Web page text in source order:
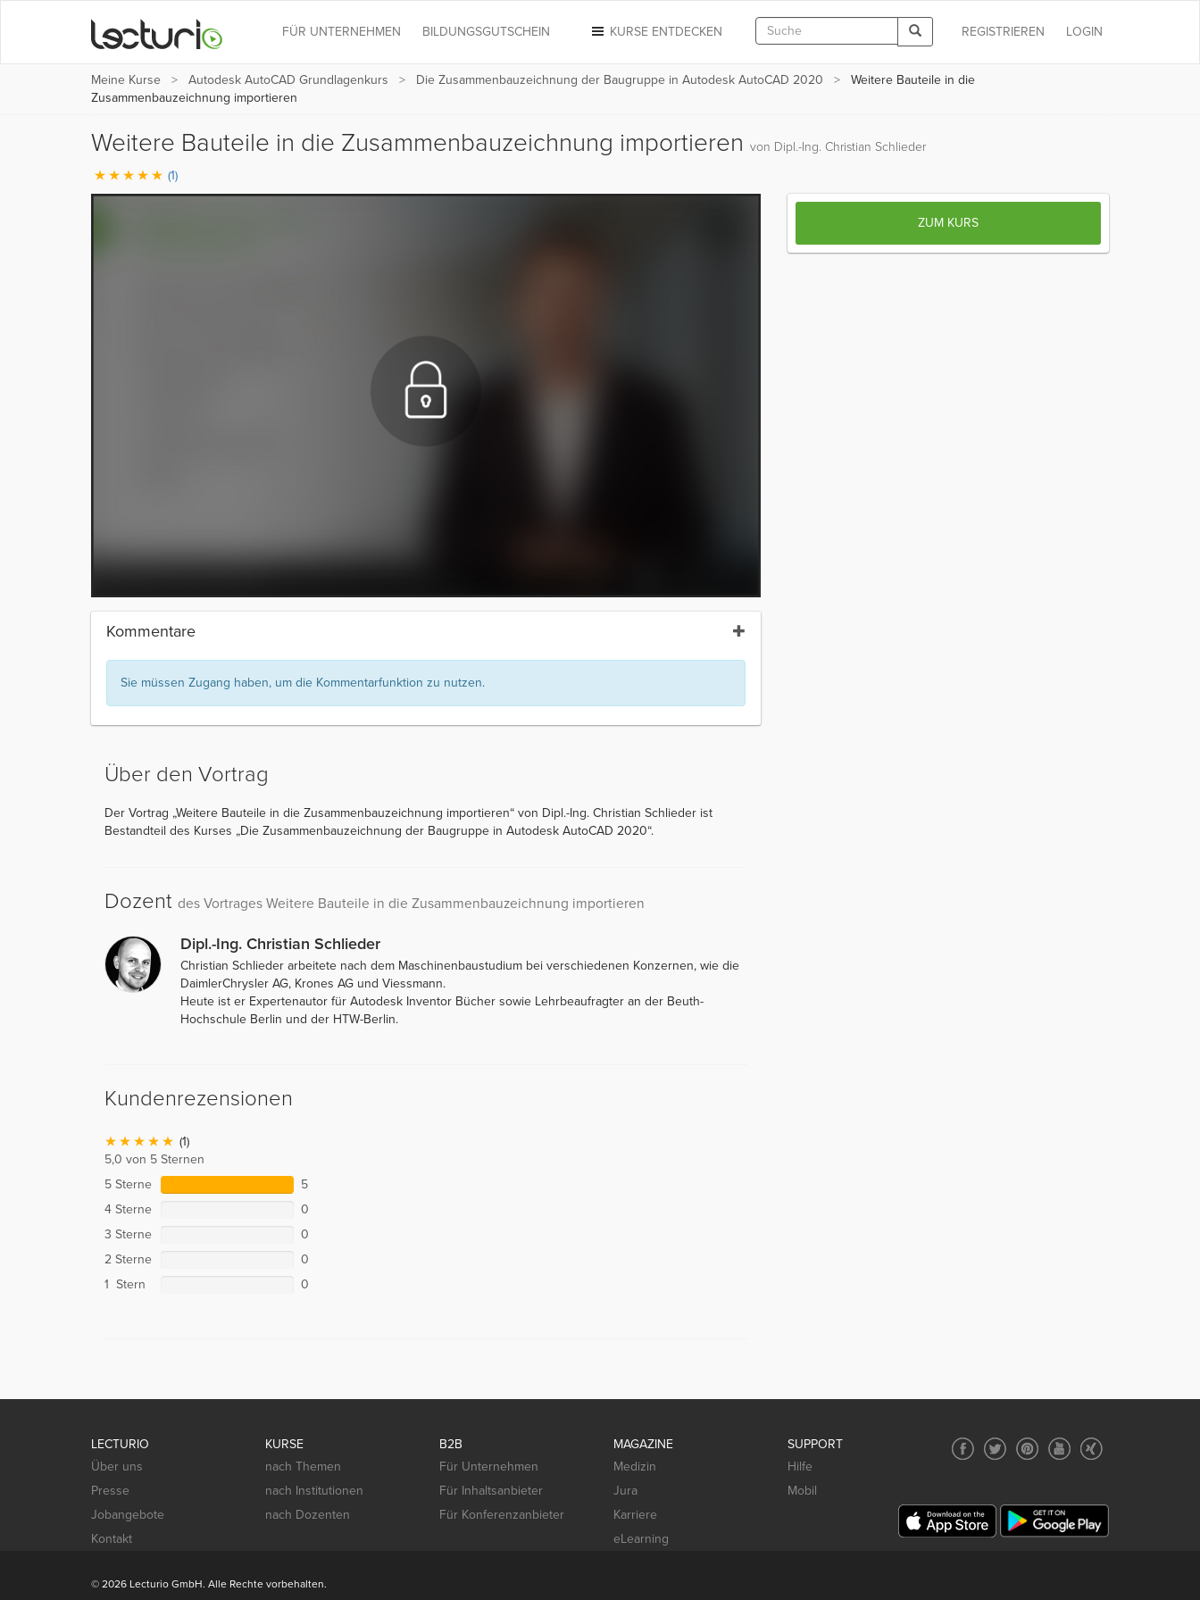
LOGIN
REGISTRIEREN
KURSE ENTDECKEN
FÜR UNTERNEHMEN BILDUNGSGUTSCHEIN
Meine Kurse Autodesk AutoCAD Grundlagenkurs Die Zusammenbauzeichnung der Baugruppe in Autodesk AutoCAD 2020
Weitere Bauteile in die
Zusammenbauzeichnung importieren
Weitere Bauteile in die Zusammenbauzeichnung importieren von Dipl.-Ing. Christian Schlieder
(1)
Kommentare
Sie müssen Zugang haben, um die Kommentarfunktion zu nutzen.
Über den Vortrag
Der Vortrag „Weitere Bauteile in die Zusammenbauzeichnung importieren“ von Dipl.-Ing. Christian Schlieder ist
Bestandteil des Kurses „Die Zusammenbauzeichnung der Baugruppe in Autodesk AutoCAD 2020“.
Dozent des Vortrages Weitere Bauteile in die Zusammenbauzeichnung importieren
Dipl.-Ing. Christian Schlieder
Christian Schlieder arbeitete nach dem Maschinenbaustudium bei verschiedenen Konzernen, wie die
DaimlerChrysler AG, Krones AG und Viessmann.
Heute ist er Expertenautor für Autodesk Inventor Bücher sowie Lehrbeaufragter an der Beuth-
Hochschule Berlin und der HTW-Berlin.
Kundenrezensionen
(1)
5,0 von 5 Sternen
5 Sterne
5
4 Sterne
0
3 Sterne
0
2 Sterne
0
1 Stern
0
ZUM KURS
LECTURIO
Über uns
Presse
Jobangebote
Kontakt
KURSE
nach Themen
nach Institutionen
nach Dozenten
B2B
Für Unternehmen
Für Inhaltsanbieter
Für Konferenzanbieter
MAGAZINE
Medizin
Jura
Karriere
eLearning
SUPPORT
Hilfe
Mobil
© 2026 Lecturio GmbH. Alle Rechte vorbehalten.